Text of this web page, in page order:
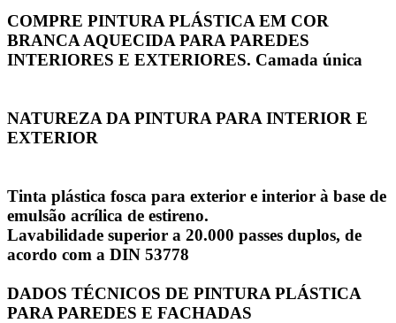
COMPRE PINTURA PLÁSTICA EM COR
BRANCA AQUECIDA PARA PAREDES
INTERIORES E EXTERIORES. Camada única
NATUREZA DA PINTURA PARA INTERIOR E
EXTERIOR
Tinta plástica fosca para exterior e interior à base de
emulsão acrílica de estireno.
Lavabilidade superior a 20.000 passes duplos, de
acordo com a DIN 53778
DADOS TÉCNICOS DE PINTURA PLÁSTICA
PARA PAREDES E FACHADAS